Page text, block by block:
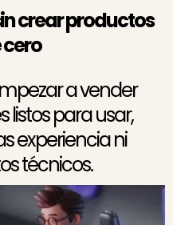
crear productos
a vender
listos para usar,
experiencia ni
técnicos.